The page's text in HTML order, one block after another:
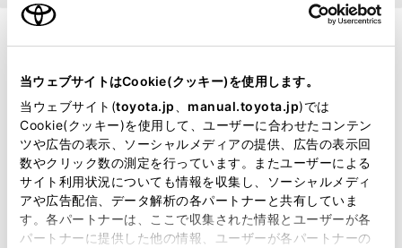
当ウェブサイトはCookie(クッキー)を使用します。
当ウェブサイト(toyota.jp manual.toyota.jp)では
Cookie(クッキー)を使用して、ユーザーに合わせたコンテン
ツや広告の表示、ソーシャルメディアの提供、広告の表示回
数やクリック数の測定を行っています。またユーザーによる
サイト利用状況についても情報を収集し、ソーシャルメディ
アや広告配信、データ解析の各パートナーと共有していま
す。各パートナーは、ここで収集された情報とユーザーが各
パートナーに提供した他の情報、ユーザーが各パートナーの